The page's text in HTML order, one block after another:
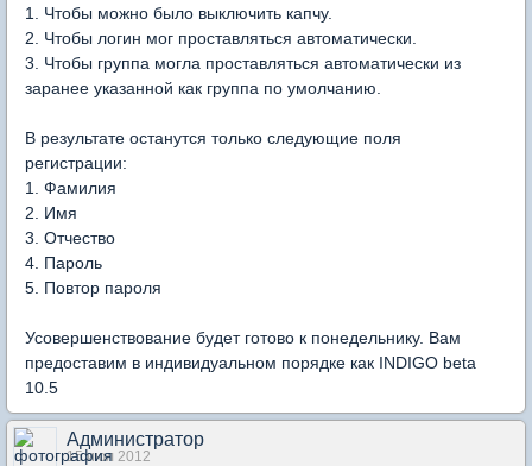
1. Чтобы можно было выключить капчу.
2. Чтобы логин мог проставляться автоматически.
3. Чтобы группа могла проставляться автоматически из
заранее указанной как группа по умолчанию.
В результате останутся только следующие поля
регистрации:
1. Фамилия
2. Имя
3. Отчество
4. Пароль
5. Повтор пароля
Усовершенствование будет готово к понедельнику. Вам
предоставим в индивидуальном порядке как INDIGO beta
10.5
Администратор
15 июл 2012